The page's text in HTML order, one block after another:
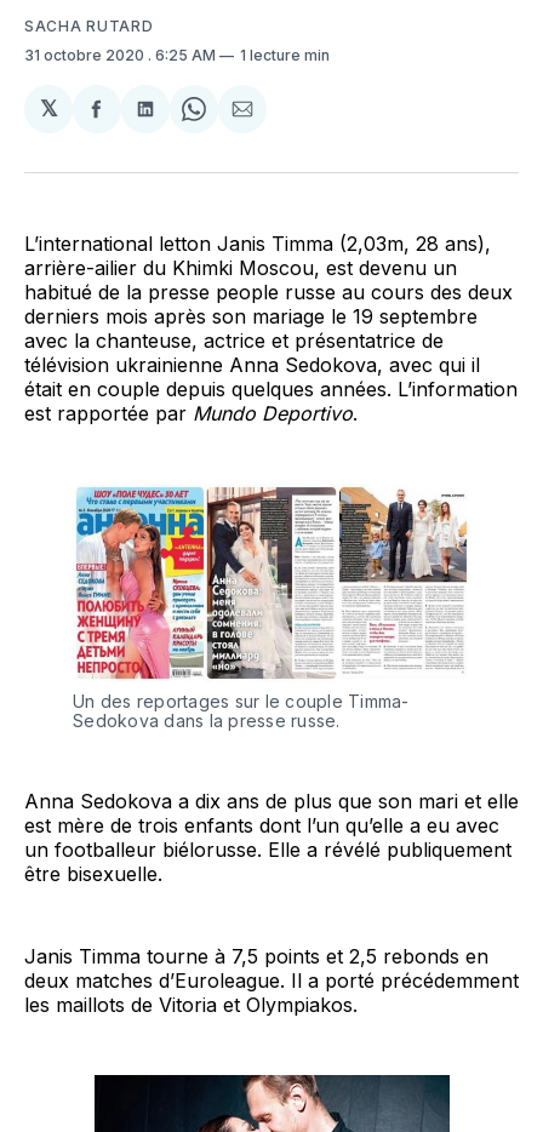
SACHA RUTARD
31 octobre 2020 . 6:25 AM 1 lecture min
𝕏
Partager
Facebook
Partager
LinkedIn
Share
WhatsApp
Partager
Courriel
L’international letton Janis Timma (2,03m, 28 ans),
arrière-ailier du Khimki Moscou, est devenu un
habitué de la presse people russe au cours des deux
derniers mois après son mariage le 19 septembre
avec la chanteuse, actrice et présentatrice de
télévision ukrainienne Anna Sedokova, avec qui il
était en couple depuis quelques années. L’information
est rapportée par Mundo Deportivo.
Un des reportages sur le couple Timma-
Sedokova dans la presse russe.
Anna Sedokova a dix ans de plus que son mari et elle
est mère de trois enfants dont l’un qu’elle a eu avec
un footballeur biélorusse. Elle a révélé publiquement
être bisexuelle.
Janis Timma tourne à 7,5 points et 2,5 rebonds en
deux matches d’Euroleague. Il a porté précédemment
les maillots de Vitoria et Olympiakos.